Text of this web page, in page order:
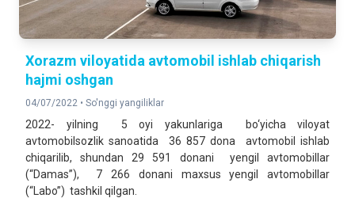
Xorazm viloyatida avtomobil ishlab chiqarish
hajmi oshgan
04/07/2022 • So'nggi yangiliklar
2022- yilning 5 oyi yakunlariga bo‘yicha viloyat
avtomobilsozlik sanoatida 36 857 dona avtomobil ishlab
chiqarilib, shundan 29 591 donani yengil avtomobillar
(“Damas”), 7 266 donani maxsus yengil avtomobillar
(“Labo”) tashkil qilgan.